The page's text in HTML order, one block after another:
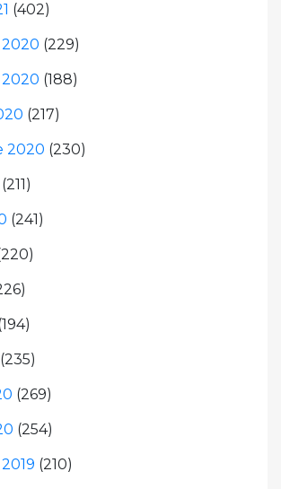
(402)
(229)
(188)
(217)
2020 (230)
(211)
(241)
(235)
(269)
(254)
(210)